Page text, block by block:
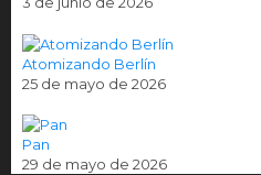
Atomizando Berlín
25 de mayo de 2026
Pan
29 de mayo de 2026